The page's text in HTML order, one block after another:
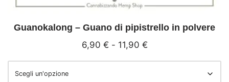
Guanokalong – Guano di pipistrello in polvere
6,90 € - 11,90 €